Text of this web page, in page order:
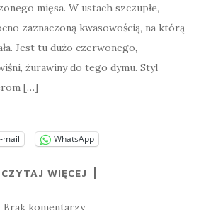
mięsa. W ustach szczupłe,
zaznaczoną kwasowością, na którą
Jest tu dużo czerwonego,
żurawiny do tego dymu. Styl
[…]
mail WhatsApp
CZYTAJ WIĘCEJ
Brak komentarzy